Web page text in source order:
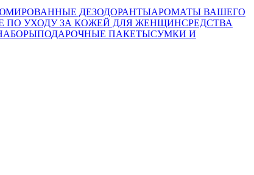
ДЕЗОДОРАНТЫАРОМАТЫ ВАШЕГО
ПО УХОДУ ЗА КОЖЕЙ ДЛЯ ЖЕНЩИНСРЕДСТВА
ПОДАРОЧНЫЕ ПАКЕТЫСУМКИ И